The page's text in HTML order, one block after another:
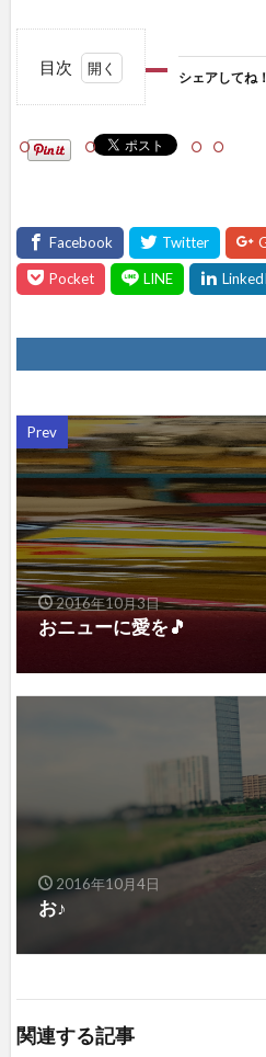
目次
アし
て
シェアしてね！
Prev
2016年10月3日
おニューに愛を🎵
2016年10月4日
お♪
関連する記事